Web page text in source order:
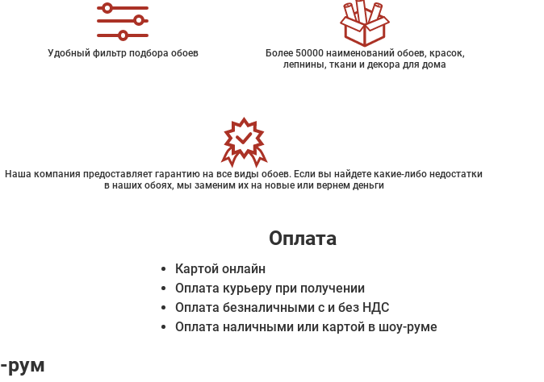
Удобный фильтр подбора обоев
Более 50000 наименований обоев, красок,
лепнины, ткани и декора для дома
Наша компания предоставляет гарантию на все виды обоев. Если вы найдете какие-либо недостатки
в наших обоях, мы заменим их на новые или вернем деньги
Оплата
Картой онлайн
Оплата курьеру при получении
Оплата безналичными с и без НДС
Оплата наличными или картой в шоу-руме
рум